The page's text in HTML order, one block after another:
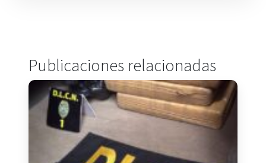
Publicaciones relacionadas